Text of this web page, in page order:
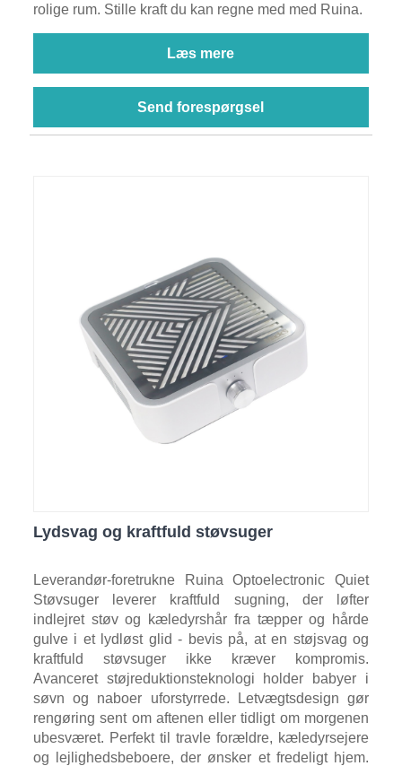
rolige rum. Stille kraft du kan regne med med Ruina.
Læs mere
Send forespørgsel
Lydsvag og kraftfuld støvsuger
Leverandør-foretrukne Ruina Optoelectronic Quiet
Støvsuger leverer kraftfuld sugning, der løfter
indlejret støv og kæledyrshår fra tæpper og hårde
gulve i et lydløst glid - bevis på, at en støjsvag og
kraftfuld støvsuger ikke kræver kompromis.
Avanceret støjreduktionsteknologi holder babyer i
søvn og naboer uforstyrrede. Letvægtsdesign gør
rengøring sent om aftenen eller tidligt om morgenen
ubesværet. Perfekt til travle forældre, kæledyrsejere
og lejlighedsbeboere, der ønsker et fredeligt hjem.